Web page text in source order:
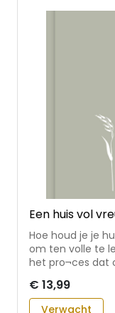
Een huis vol
Hoe houd je je
om ten volle te
het pro¬ces dat
uitzoeken van
De lezer vindt in
€ 13,99
Verwacht